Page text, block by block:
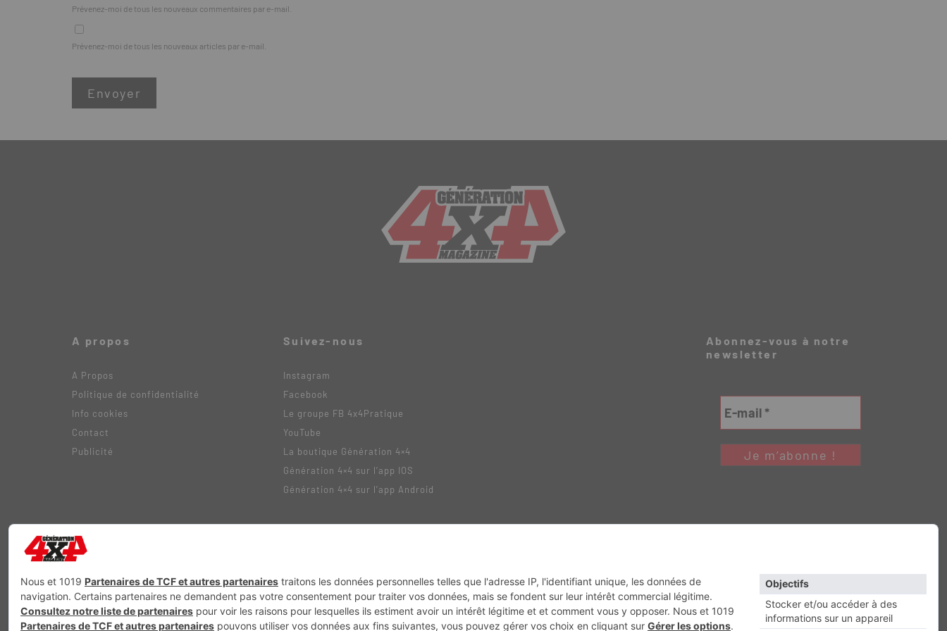
Prévenez-moi de tous les nouveaux commentaires par e-mail.
Prévenez-moi de tous les nouveaux articles par e-mail.
A propos
A Propos
Politique de confidentialité
Info cookies
Contact
Publicité
Suivez-nous
Instagram
Facebook
Le groupe FB 4x4Pratique
YouTube
La boutique Génération 4×4
Génération 4×4 sur l’app IOS
Génération 4×4 sur l’app Android
Abonnez-vous à notre
newsletter
Génération Electrique Génération Sans Permis VTTAE.fr FullAttack MX2K Enduro Mag Trail Adventure Trial Mag Sport-Bikes Boutique CPPRESSE Escapade Maisons A Vivre Retour en haut